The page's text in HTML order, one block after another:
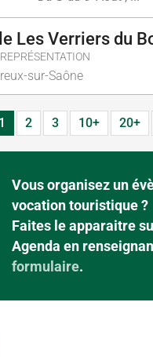
Les Verriers du
sur-Saône
1 2 3 10+ 20+
Vous organisez un
vocation touristique ?
Faites le apparaitre
Agenda en
formulaire.